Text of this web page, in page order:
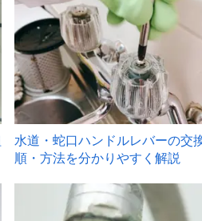
2
水道・蛇口ハンドルレバーの交
順・方法を分かりやすく解説